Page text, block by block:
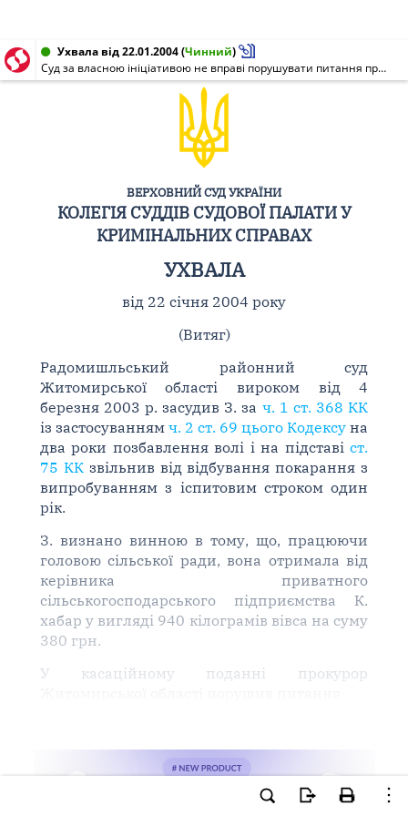
Ухвала від 22.01.2004(Чинний)
Суд за власною ініціативою не вправі порушувати питання про направлення справи на додаткове розслідування у випадках наявності підстав для кваліфікації дій за статтею КК України, що передбачає відповідальність за більш тяжкий злочин, чи пред'явлення обвинувачення, яке до цього не було пред'явлено
ВЕРХОВНИЙ СУД УКРАЇНИ
КОЛЕГІЯ СУДДІВ СУДОВОЇ ПАЛАТИ У
КРИМІНАЛЬНИХ СПРАВАХ
УХВАЛА
від 22 січня 2004 року
(Витяг)
Радомишльський районний суд
Житомирської області вироком від 4
березня 2003 р. засудив З. за ч. 1 ст. 368 КК
із застосуванням ч. 2 ст. 69 цього Кодексу на
два роки позбавлення волі і на підставіст.
75 ККзвільнив від відбування покарання з
випробуванням з іспитовим строком один
рік.
З. визнано винною в тому, що, працюючи
головою сільської ради, вона отримала від
керівника приватного
сільськогосподарського підприємства К.
хабар у вигляді 940 кілограмів вівса на суму
380 грн.
У касаційному поданні прокурор